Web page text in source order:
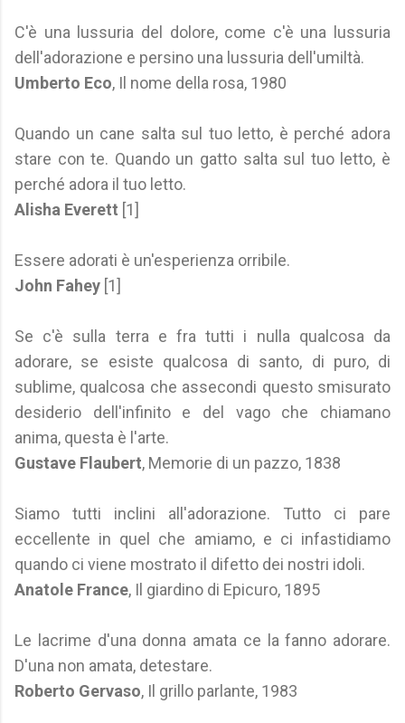
C'è una lussuria del dolore, come c'è una lussuria
dell'adorazione e persino una lussuria dell'umiltà.
Umberto Eco, Il nome della rosa, 1980
Quando un cane salta sul tuo letto, è perché adora
stare con te. Quando un gatto salta sul tuo letto, è
perché adora il tuo letto.
Alisha Everett [1]
Essere adorati è un'esperienza orribile.
John Fahey [1]
Se c'è sulla terra e fra tutti i nulla qualcosa da
adorare, se esiste qualcosa di santo, di puro, di
sublime, qualcosa che assecondi questo smisurato
desiderio dell'infinito e del vago che chiamano
anima, questa è l'arte.
Gustave Flaubert, Memorie di un pazzo, 1838
Siamo tutti inclini all'adorazione. Tutto ci pare
eccellente in quel che amiamo, e ci infastidiamo
quando ci viene mostrato il difetto dei nostri idoli.
Anatole France, Il giardino di Epicuro, 1895
Le lacrime d'una donna amata ce la fanno adorare.
D'una non amata, detestare.
Roberto Gervaso, Il grillo parlante, 1983